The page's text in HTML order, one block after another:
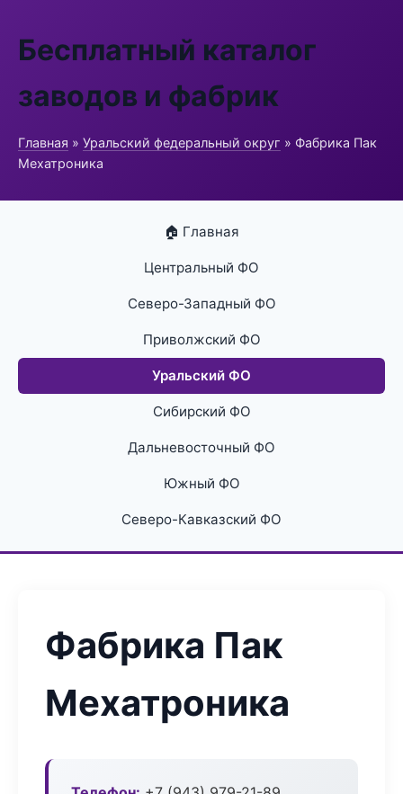
Бесплатный каталог
заводов и фабрик
Главная » Уральский федеральный округ » Фабрика Пак
Мехатроника
🏠 Главная
Центральный ФО
Северо-Западный ФО
Приволжский ФО
Уральский ФО
Сибирский ФО
Дальневосточный ФО
Южный ФО
Северо-Кавказский ФО
Фабрика Пак
Мехатроника